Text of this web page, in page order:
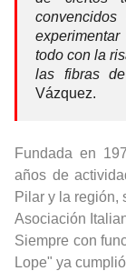
todo con la
las fibras
Vázquez.
Fundada en
años de
Pilar y la región,
Asociación
Siempre con
Lope" ya